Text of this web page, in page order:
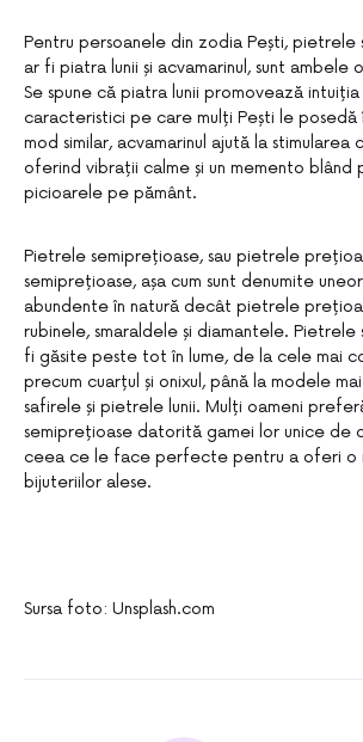
Pentru persoanele din zodia Pești, pietrele
ar fi piatra lunii și acvamarinul, sunt
Se spune că piatra lunii promovează
caracteristici pe care mulți Pești le posedă
mod similar, acvamarinul ajută la stimularea
oferind vibrații calme și un memento blând
picioarele pe pământ.
Pietrele semiprețioase, sau pietrele
semiprețioase, așa cum sunt denumite
abundente în natură decât pietrele
rubinele, smaraldele și diamantele.
fi găsite peste tot în lume, de la cele mai
precum cuarțul și onixul, până la modele
safirele și pietrele lunii. Mulți oameni
semiprețioase datorită gamei lor unice de
ceea ce le face perfecte pentru a oferi o
bijuteriilor alese.
Sursa foto: Unsplash.com